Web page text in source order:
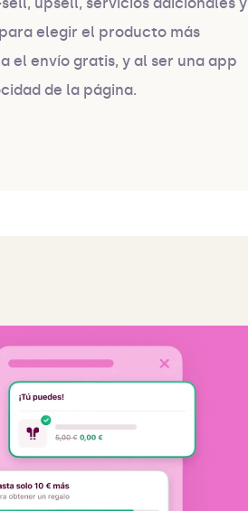
elegir el producto más
el envío gratis, y al ser una app
de la página.